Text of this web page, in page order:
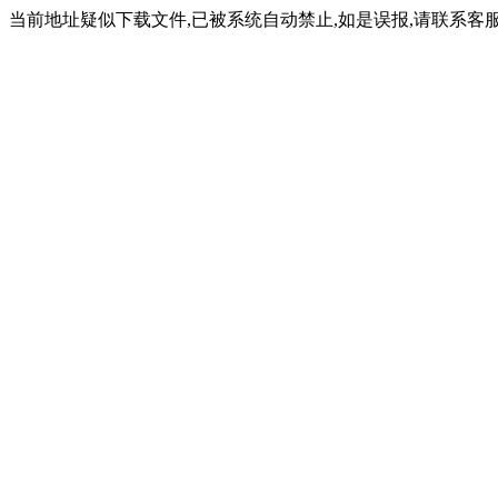
当前地址疑似下载文件,已被系统自动禁止,如是误报,请联系客